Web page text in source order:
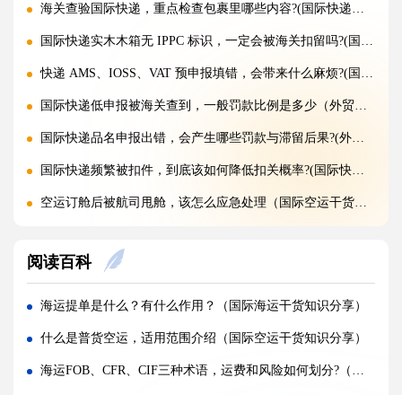
海关查验国际快递，重点检查包裹里哪些内容?(国际快递干货知识分享)
国际快递实木木箱无 IPPC 标识，一定会被海关扣留吗?(国际快递干货知识分享)
快递 AMS、IOSS、VAT 预申报填错，会带来什么麻烦?(国际快递干货知识分享)
国际快递低申报被海关查到，一般罚款比例是多少（外贸人请注意）
国际快递品名申报出错，会产生哪些罚款与滞留后果?(外贸人请注意)
国际快递频繁被扣件，到底该如何降低扣关概率?(国际快递干货知识分享)
空运订舱后被航司甩舱，该怎么应急处理（国际空运干货知识分享）
加急国际空运真的能提速，靠谱吗?(国际空运干货知识分享)
FBA 空运出现丢件破损，理赔流程怎么走（国际空运干货知识分享）
FBA 空运头程该怎么挑选靠谱物流货代（国际空运干货知识分享）
FBA 空运货物超重超尺寸会产生哪些附加费?(不清楚的亚马逊卖家看过来)
阅读百科
海运提单是什么？有什么作用？（国际海运干货知识分享）
什么是普货空运，适用范围介绍（国际空运干货知识分享）
海运FOB、CFR、CIF三种术语，运费和风险如何划分?（国际海运干货知识分享）